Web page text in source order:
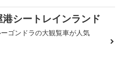
港シートレインランド
ゴンドラの大観覧車が人気